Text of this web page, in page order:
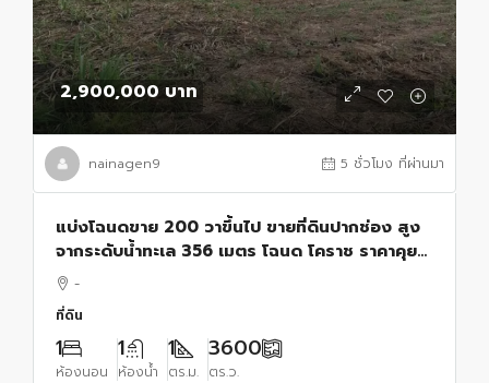
2,900,000 บาท
nainagen9 5 ชั่วโมง ที่ผ่านมา
แบ่งโฉนดขาย 200 วาขึ้นไป ขายที่ดินปากช่อง สูง
จากระดับน้ำทะเล 356 เมตร โฉนด โคราช ราคาคุย
กันได้ เหมาะซื้อเก็บไว้เพื่ออนาคตอย่างยิ่ง
-
ที่ดิน
1
ห้องนอน
1
ห้องน้ำ
1
ตร.ม.
3600
ตร.ว.